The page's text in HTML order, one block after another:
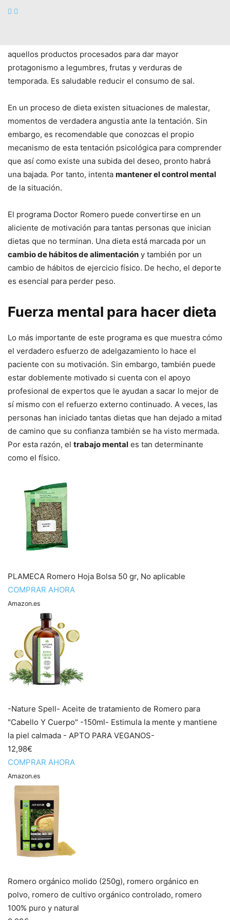
Hacer la
aquellos productos procesados para dar mayor
protagonismo a legumbres, frutas y verduras de
temporada. Es saludable reducir el consumo de sal.
En un proceso de dieta existen situaciones de malestar,
momentos de verdadera angustia ante la tentación. Sin
embargo, es recomendable que conozcas el propio
mecanismo de esta tentación psicológica para comprender
que así como existe una subida del deseo, pronto habrá
una bajada. Por tanto, intenta mantener el control mental
de la situación.
El programa Doctor Romero puede convertirse en un
aliciente de motivación para tantas personas que inician
dietas que no terminan. Una dieta está marcada por un
cambio de hábitos de alimentación y también por un
cambio de hábitos de ejercicio físico. De hecho, el deporte
es esencial para perder peso.
Fuerza mental para hacer dieta
Lo más importante de este programa es que muestra cómo
el verdadero esfuerzo de adelgazamiento lo hace el
paciente con su motivación. Sin embargo, también puede
estar doblemente motivado si cuenta con el apoyo
profesional de expertos que le ayudan a sacar lo mejor de
sí mismo con el refuerzo externo continuado. A veces, las
personas han iniciado tantas dietas que han dejado a mitad
de camino que su confianza también se ha visto mermada.
Por esta razón, el trabajo mental es tan determinante
como el físico.
PLAMECA Romero Hoja Bolsa 50 gr, No aplicable
COMPRAR AHORA
Amazon.es
-Nature Spell- Aceite de tratamiento de Romero para
"Cabello Y Cuerpo" -150ml- Estimula la mente y mantiene
la piel calmada - APTO PARA VEGANOS-
12,98€
COMPRAR AHORA
Amazon.es
Romero orgánico molido (250g), romero orgánico en
polvo, romero de cultivo orgánico controlado, romero
100% puro y natural